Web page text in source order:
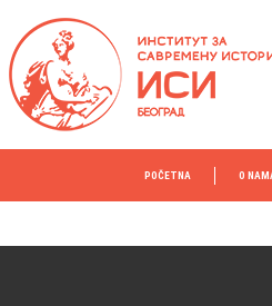
POČETNA O